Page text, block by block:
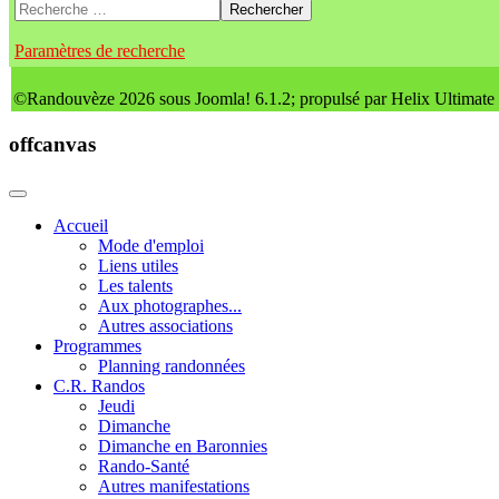
Rechercher
Paramètres de recherche
©Randouvèze 2026 sous Joomla! 6.1.2; propulsé par Helix Ultimate
offcanvas
Accueil
Mode d'emploi
Liens utiles
Les talents
Aux photographes...
Autres associations
Programmes
Planning randonnées
C.R. Randos
Jeudi
Dimanche
Dimanche en Baronnies
Rando-Santé
Autres manifestations